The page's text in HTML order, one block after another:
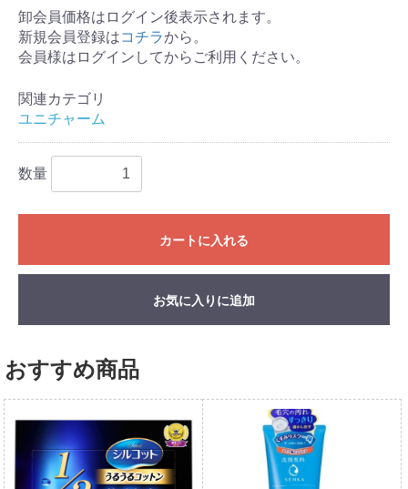
卸会員価格はログイン後表示されます。
新規会員登録はコチラから。
会員様はログインしてからご利用ください。
関連カテゴリ
ユニチャーム
数量
カートに入れる
お気に入りに追加
おすすめ商品